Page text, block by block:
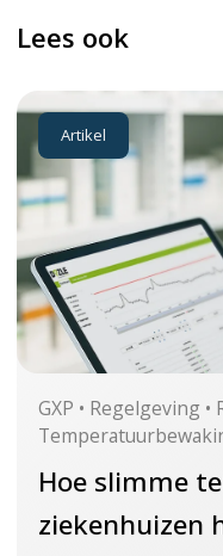
Lees ook
Artikel
GXP • Regelgeving •
Hoe slimme
ziekenhuizen